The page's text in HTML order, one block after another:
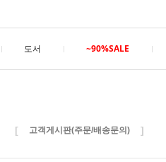
도서 ~90%SALE
[ 고객게시판(주문/배송문의) ]